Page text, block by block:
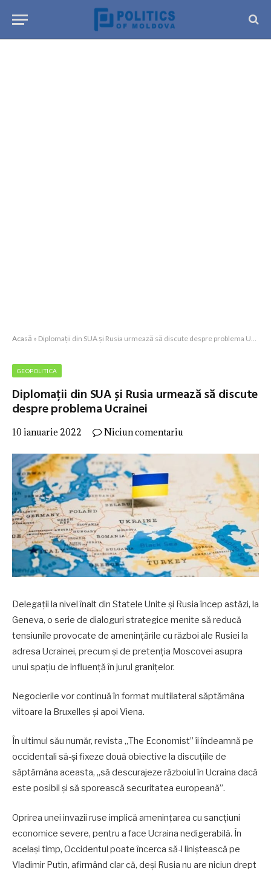
Acasă » Diplomații din SUA și Rusia urmează să discute despre problema Ucrainei
GEOPOLITICA
Diplomații din SUA și Rusia urmează să discute
despre problema Ucrainei
10 ianuarie 2022 Niciun comentariu
Delegații la nivel înalt din Statele Unite și Rusia încep astăzi, la
Geneva, o serie de dialoguri strategice menite să reducă
tensiunile provocate de amenințările cu război ale Rusiei la
adresa Ucrainei, precum și de pretenția Moscovei asupra
unui spațiu de influență în jurul granițelor.
Negocierile vor continuă în format multilateral săptămâna
viitoare la Bruxelles și apoi Viena.
În ultimul său număr, revista „The Economist” îi îndeamnă pe
occidentali să-și fixeze două obiective la discuțiile de
săptămâna aceasta, „să descurajeze războiul în Ucraina dacă
este posibil și să sporească securitatea europeană”.
Oprirea unei invazii ruse implică amenințarea cu sancțiuni
economice severe, pentru a face Ucraina nedigerabilă. În
același timp, Occidentul poate încerca să-l liniștească pe
Vladimir Putin, afirmând clar că, deși Rusia nu are niciun drept